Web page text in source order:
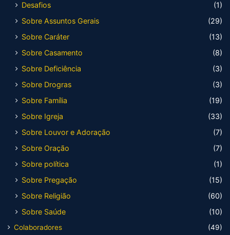
Desafios
(1)
Sobre Assuntos Gerais
(29)
Sobre Caráter
(13)
Sobre Casamento
(8)
Sobre Deficiência
(3)
Sobre Drogras
(3)
Sobre Família
(19)
Sobre Igreja
(33)
Sobre Louvor e Adoração
(7)
Sobre Oração
(7)
Sobre política
(1)
Sobre Pregação
(15)
Sobre Religião
(60)
Sobre Saúde
(10)
Colaboradores (49)